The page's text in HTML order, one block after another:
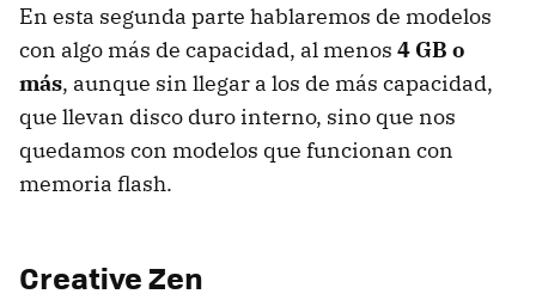
En esta segunda parte hablaremos de modelos
con algo más de capacidad, al menos 4 GB o
más, aunque sin llegar a los de más capacidad,
que llevan disco duro interno, sino que nos
quedamos con modelos que funcionan con
memoria flash.
Creative Zen